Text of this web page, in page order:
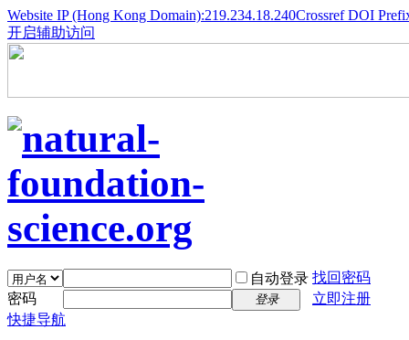
Website IP (Hong Kong Domain):219.234.18.240Crossref DOI
开启辅助访问
自动登录 找回密码
密码
登录
立即注册
快捷导航